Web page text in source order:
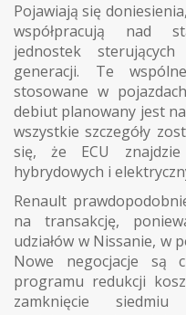
Pojawiają się
współpracują nad
jednostek
generacji. Te
stosowane w
debiut planowany jest
wszystkie szczegóły
się, że ECU
hybrydowych i
Renault
na transakcję,
udziałów w Nissanie, w
Nowe negocjacje są
programu redukcji
zamknięcie